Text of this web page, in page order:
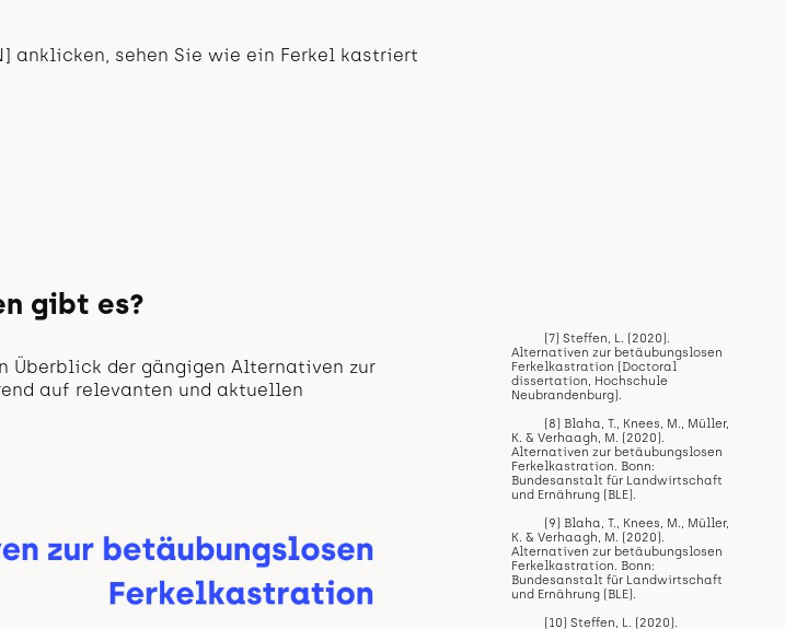
anklicken, sehen Sie wie ein Ferkel kastriert
gibt es?
Überblick der gängigen Alternativen zur
auf relevanten und aktuellen
(7) Steffen, L. (2020).
Alternativen zur betäubungslosen
Ferkelkastration (Doctoral
dissertation, Hochschule
Neubrandenburg).
(8) Blaha, T., Knees, M., Müller,
K. & Verhaagh, M. (2020).
Alternativen zur betäubungslosen
Ferkelkastration. Bonn:
Bundesanstalt für Landwirtschaft
und Ernährung (BLE).
(9) Blaha, T., Knees, M., Müller,
K. & Verhaagh, M. (2020).
Alternativen zur betäubungslosen
Ferkelkastration. Bonn:
Bundesanstalt für Landwirtschaft
und Ernährung (BLE).
(10) Steffen, L. (2020).